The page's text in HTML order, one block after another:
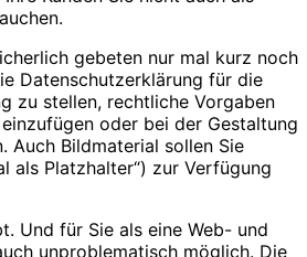
gebeten nur mal kurz noch
Datenschutzerklärung für die
zu stellen, rechtliche Vorgaben
oder bei der Gestaltung
Auch Bildmaterial sollen Sie
als Platzhalter“) zur Verfügung
Und für Sie als eine Web- und
unproblematisch möglich. Die